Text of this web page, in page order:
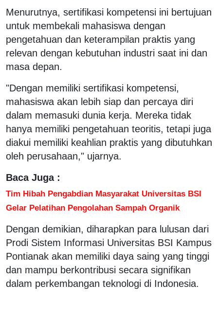
Menurutnya, sertifikasi kompetensi ini bertujuan
untuk membekali mahasiswa dengan
pengetahuan dan keterampilan praktis yang
relevan dengan kebutuhan industri saat ini dan
masa depan.
"Dengan memiliki sertifikasi kompetensi,
mahasiswa akan lebih siap dan percaya diri
dalam memasuki dunia kerja. Mereka tidak
hanya memiliki pengetahuan teoritis, tetapi juga
diakui memiliki keahlian praktis yang dibutuhkan
oleh perusahaan," ujarnya.
Baca Juga :
Tim Hibah Pengabdian Masyarakat Universitas BSI
Gelar Pelatihan Pengolahan Sampah Organik
Dengan demikian, diharapkan para lulusan dari
Prodi Sistem Informasi Universitas BSI Kampus
Pontianak akan memiliki daya saing yang tinggi
dan mampu berkontribusi secara signifikan
dalam perkembangan teknologi di Indonesia.